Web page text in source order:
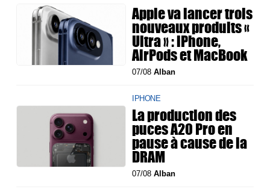
Apple va lancer trois
nouveaux produits «
Ultra » : iPhone,
AirPods et MacBook
07/08Alban
IPHONE
La production des
puces A20 Pro en
pause à cause de la
DRAM
07/08Alban